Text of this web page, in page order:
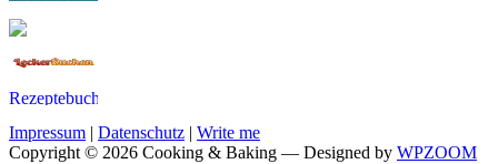
Impressum | Datenschutz | Write me
Copyright © 2026 Cooking & Baking — Designed by WPZOOM